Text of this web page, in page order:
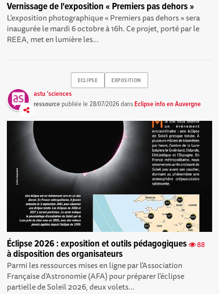
Vernissage de l'exposition « Premiers pas dehors »
L’exposition photographique « Premiers pas dehors » sera
inaugurée le mardi 6 octobre à 16h. Ce projet, porté par le
REEA, met en lumière les...
ECLIPSE EXPOSITION
astu 'sciences
ressource publiée le28/07/2026dansEclipse info en Auvergne
88
Éclipse 2026 : exposition et outils pédagogiques
à disposition des organisateurs
Parmi les ressources mises en ligne par l'Association
Française d'Astronomie (AFA) pour préparer l'éclipse
partielle de Soleil 2026, deux volets...